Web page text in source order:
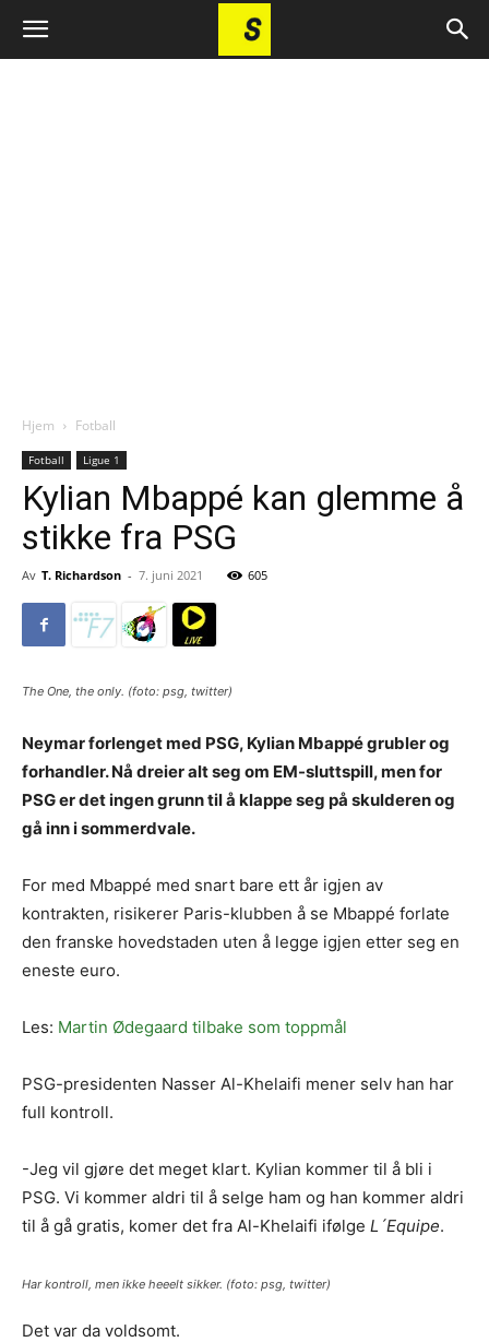
Hjem Fotball
Fotball Ligue 1
Kylian Mbappé kan glemme å
stikke fra PSG
Av T. Richardson - 7. juni 2021 605
The One, the only. (foto: psg, twitter)
Neymar forlenget med PSG, Kylian Mbappé grubler og
forhandler. Nå dreier alt seg om EM-sluttspill, men for
PSG er det ingen grunn til å klappe seg på skulderen og
gå inn i sommerdvale.
For med Mbappé med snart bare ett år igjen av
kontrakten, risikerer Paris-klubben å se Mbappé forlate
den franske hovedstaden uten å legge igjen etter seg en
eneste euro.
Les: Martin Ødegaard tilbake som toppmål
PSG-presidenten Nasser Al-Khelaifi mener selv han har
full kontroll.
-Jeg vil gjøre det meget klart. Kylian kommer til å bli i
PSG. Vi kommer aldri til å selge ham og han kommer aldri
til å gå gratis, komer det fra Al-Khelaifi ifølge L´Equipe.
Har kontroll, men ikke heeelt sikker. (foto: psg, twitter)
Det var da voldsomt.